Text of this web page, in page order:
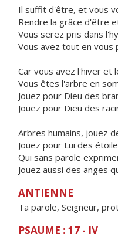
Il suffit d'être, et vous
Rendre la grâce d'être
Vous serez pris dans
Vous avez tout en vous
Car vous avez l'hiver et
Vous êtes l'arbre en
Jouez pour Dieu des
Jouez pour Dieu des
Arbres humains, jouez
Jouez pour Lui des
Qui sans parole
Jouez aussi des anges
ANTIENNE
Ta parole, Seigneur,
PSAUME : 17 - IV